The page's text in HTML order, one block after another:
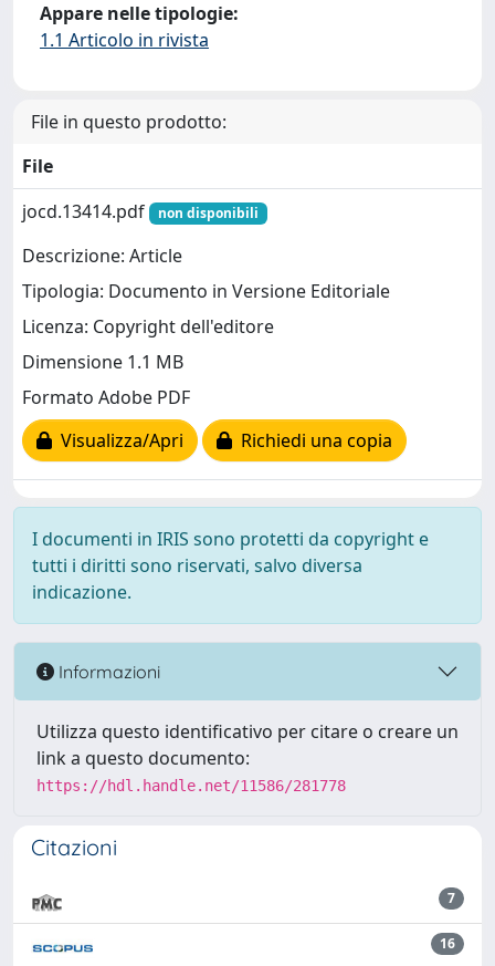
Appare nelle tipologie:
1.1 Articolo in rivista
File in questo prodotto:
File
jocd.13414.pdf
non disponibili
Descrizione: Article
Tipologia: Documento in Versione Editoriale
Licenza: Copyright dell'editore
Dimensione 1.1 MB
Formato Adobe PDF
Visualizza/Apri
Richiedi una copia
I documenti in IRIS sono protetti da copyright e
tutti i diritti sono riservati, salvo diversa
indicazione.
Informazioni
Utilizza questo identificativo per citare o creare un
link a questo documento:
https://hdl.handle.net/11586/281778
Citazioni
7
16